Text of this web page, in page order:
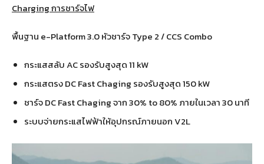
Charging การชาร์จไฟ
พื้นฐาน e-Platform 3.0 หัวชาร์จ Type 2 / CCS Combo
กระแสสลับ AC รองรับสูงสุด 11 kW
กระแสตรง DC Fast Chaging รองรับสูงสุด 150 kW
ชาร์จ DC Fast Chaging จาก 30% to 80% ภายในเวลา 30 นาที
ระบบจ่ายกระแสไฟฟ้าให้อุปกรณ์ภายนอก V2L